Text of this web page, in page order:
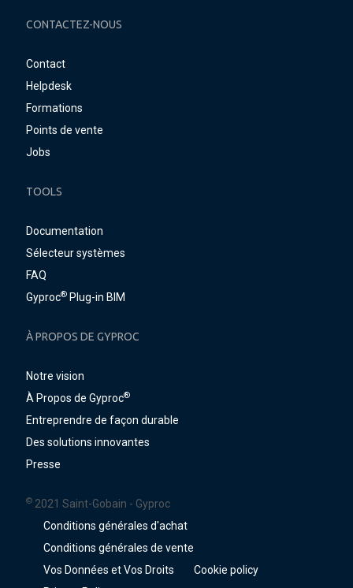
CONTACTEZ-NOUS
Contact
Helpdesk
Formations
Points de vente
Jobs
TOOLS
Documentation
Sélecteur systèmes
FAQ
Gyproc® Plug-in BIM
À PROPOS DE GYPROC
Notre vision
À Propos de Gyproc®
Entreprendre de façon durable
Des solutions innovantes
Presse
© 2021 Saint-Gobain - Gyproc
Conditions générales d'achat
Conditions générales de vente
Vos Données et Vos Droits
Cookie policy